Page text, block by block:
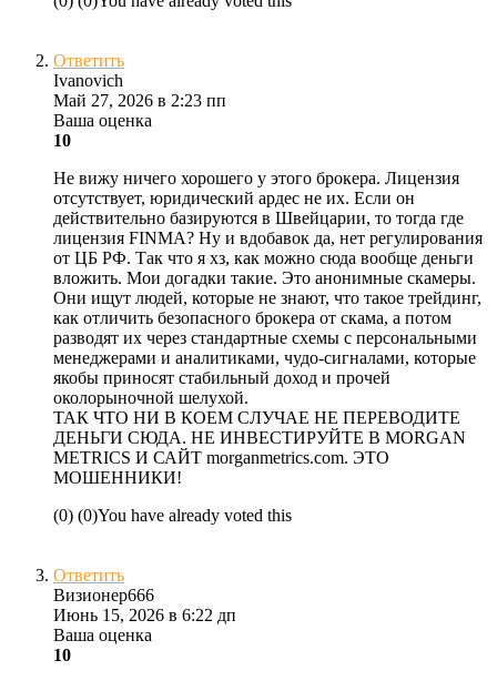
Ответить
Ivanovich
Май 27, 2026 в 2:23 пп
Ваша оценка
10
Не вижу ничего хорошего у этого брокера. Лицензия
отсутствует, юридический ардес не их. Если он
действительно базируются в Швейцарии, то тогда где
лицензия FINMA? Ну и вдобавок да, нет регулирования
от ЦБ РФ. Так что я хз, как можно сюда вообще деньги
вложить. Мои догадки такие. Это анонимные скамеры.
Они ищут людей, которые не знают, что такое трейдинг,
как отличить безопасного брокера от скама, а потом
разводят их через стандартные схемы с персональными
менеджерами и аналитиками, чудо-сигналами, которые
якобы приносят стабильный доход и прочей
околорыночной шелухой.
ТАК ЧТО НИ В КОЕМ СЛУЧАЕ НЕ ПЕРЕВОДИТЕ
ДЕНЬГИ СЮДА. НЕ ИНВЕСТИРУЙТЕ В MORGAN
METRICS И САЙТ morganmetrics.com. ЭТО
МОШЕННИКИ!
(0) (0)You have already voted this
Ответить
Визионер666
Июнь 15, 2026 в 6:22 дп
Ваша оценка
10